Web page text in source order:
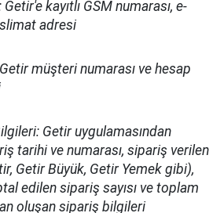
kayıtlı GSM numarası, e-
adresi
müşteri numarası ve hesap
Getir uygulamasından
tarihi ve numarası, sipariş verilen
Getir Büyük, Getir Yemek gibi),
edilen sipariş sayısı ve toplam
oluşan sipariş bilgileri